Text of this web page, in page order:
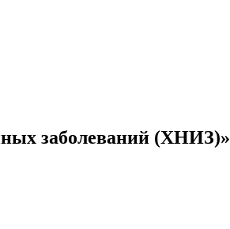
заболеваний (ХНИЗ)»